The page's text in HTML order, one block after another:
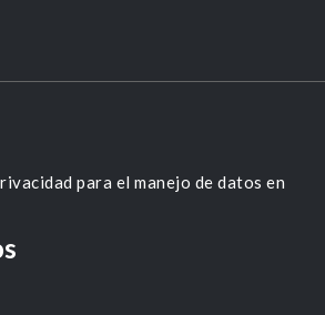
para el manejo de datos en